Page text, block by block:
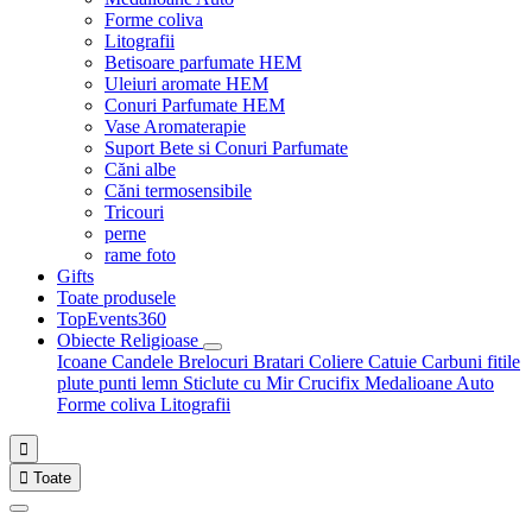
Forme coliva
Litografii
Betisoare parfumate HEM
Uleiuri aromate HEM
Conuri Parfumate HEM
Vase Aromaterapie
Suport Bete si Conuri Parfumate
Căni albe
Căni termosensibile
Tricouri
perne
rame foto
Gifts
Toate produsele
TopEvents360
Obiecte Religioase
Icoane Candele Brelocuri Bratari Coliere Catuie Carbuni fitile
plute punti lemn Sticlute cu MirCrucifix Medalioane Auto
Forme coliva Litografii

 Toate